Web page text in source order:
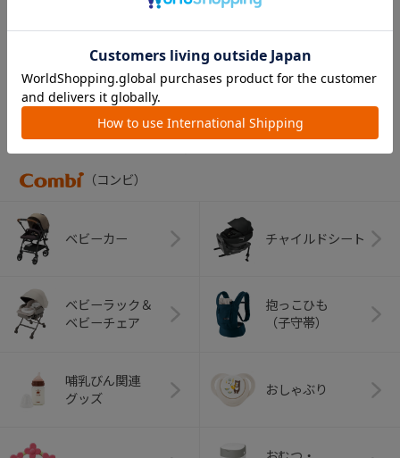
CATEGORY
（コンビ）
ベビーカー チャイルドシート
ベビーラック＆
ベビーチェア
抱っこひも
（子守帯）
哺乳びん関連
グッズ
おしゃぶり